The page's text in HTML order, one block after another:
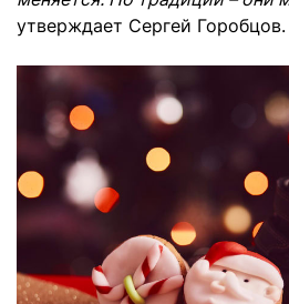
утверждает Сергей Горобцов.